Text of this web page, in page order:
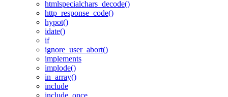
htmlspecialchars_decode()
http_response_code()
hypot()
idate()
if
ignore_user_abort()
implements
implode()
in_array()
include
include_once